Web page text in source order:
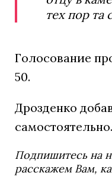
тех пор та
Голосование
50.
Дрозденко
Подпишитесь на
расскажем Вам,